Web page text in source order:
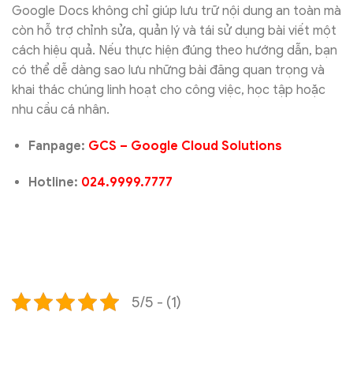
Google Docs không chỉ giúp lưu trữ nội dung an toàn mà
còn hỗ trợ chỉnh sửa, quản lý và tái sử dụng bài viết một
cách hiệu quả. Nếu thực hiện đúng theo hướng dẫn, bạn
có thể dễ dàng sao lưu những bài đăng quan trọng và
khai thác chúng linh hoạt cho công việc, học tập hoặc
nhu cầu cá nhân.
Fanpage: GCS – Google Cloud Solutions
Hotline: 024.9999.7777
5/5 - (1)